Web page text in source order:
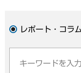
レポート・コラ